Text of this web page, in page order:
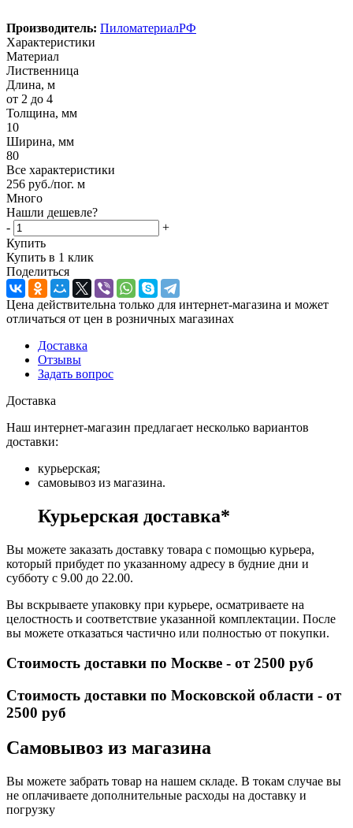
Производитель: ПиломатериалРФ
Характеристики
Материал
Лиственница
Длина, м
от 2 до 4
Толщина, мм
10
Ширина, мм
80
Все характеристики
256 руб./пог. м
Много
Нашли дешевле?
-
+
Купить
Купить в 1 клик
Поделиться
Цена действительна только для интернет-магазина и может
отличаться от цен в розничных магазинах
Доставка
Отзывы
Задать вопрос
Доставка
Наш интернет-магазин предлагает несколько вариантов
доставки:
курьерская;
самовывоз из магазина.
Курьерская доставка*
Вы можете заказать доставку товара с помощью курьера,
который прибудет по указанному адресу в будние дни и
субботу с 9.00 до 22.00.
Вы вскрываете упаковку при курьере, осматриваете на
целостность и соответствие указанной комплектации. После
вы можете отказаться частично или полностью от покупки.
Стоимость доставки по Москве - от 2500 руб
Стоимость доставки по Московской области - от
2500 руб
Самовывоз из магазина
Вы можете забрать товар на нашем складе. В токам случае вы
не оплачиваете дополнительные расходы на доставку и
погрузку